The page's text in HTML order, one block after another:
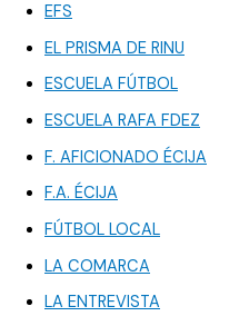
EFS
EL PRISMA DE RINU
ESCUELA FÚTBOL
ESCUELA RAFA FDEZ
F. AFICIONADO ÉCIJA
F.A. ÉCIJA
FÚTBOL LOCAL
LA COMARCA
LA ENTREVISTA